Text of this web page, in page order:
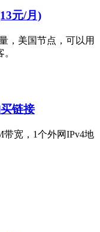
元/月)
，美国节点，可以用
链接
带宽，1个外网IPv4地